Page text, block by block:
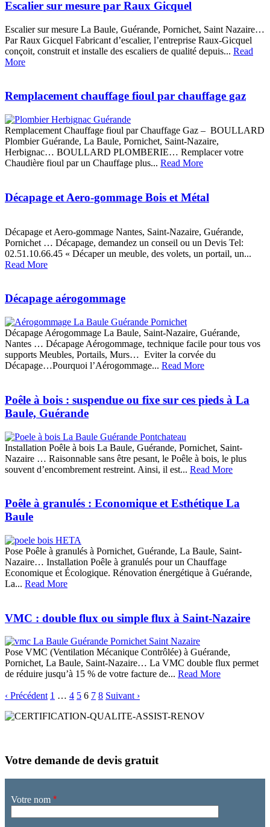
Escalier sur mesure par Raux Gicquel
Escalier sur mesure La Baule, Guérande, Pornichet, Saint Nazaire…
Par Raux Gicquel Fabricant d’escalier, l’entreprise Raux-Gicquel
conçoit, construit et installe des escaliers de qualité depuis... Read
More
Remplacement chauffage fioul par chauffage gaz
Remplacement Chauffage fioul par Chauffage Gaz – BOULLARD
Plombier Guérande, La Baule, Pornichet, Saint-Nazaire,
Herbignac… BOULLARD PLOMBERIE… Remplacer votre
Chaudière fioul par un Chauffage plus... Read More
Décapage et Aero-gommage Bois et Métal
Décapage et Aero-gommage Nantes, Saint-Nazaire, Guérande,
Pornichet … Décapage, demandez un conseil ou un Devis Tel:
02.51.10.66.45 « Décaper un meuble, des volets, un portail, un...
Read More
Décapage aérogommage
Décapage Aérogommage La Baule, Saint-Nazaire, Guérande,
Nantes … Décapage Aérogommage, technique facile pour tous vos
supports Meubles, Portails, Murs… Eviter la corvée du
Décapage…Pourquoi l’Aérogommage... Read More
Poêle à bois : suspendue ou fixe sur ces pieds à La
Baule, Guérande
Installation Poêle à bois La Baule, Guérande, Pornichet, Saint-
Nazaire … Raisonnable sans être pesant, le Poêle à bois, le plus
souvent d’encombrement restreint. Ainsi, il est... Read More
Poêle à granulés : Economique et Esthétique La
Baule
Pose Poêle à granulés à Pornichet, Guérande, La Baule, Saint-
Nazaire… Installation Poêle à granulés pour un Chauffage
Economique et Écologique. Rénovation énergétique à Guérande,
La... Read More
VMC : double flux ou simple flux à Saint-Nazaire
Pose VMC (Ventilation Mécanique Contrôlée) à Guérande,
Pornichet, La Baule, Saint-Nazaire… La VMC double flux permet
de réduire jusqu’à 15 % de votre facture de... Read More
‹ Précédent 1 … 4 5 6 7 8 Suivant ›
Votre demande de devis gratuit
Votre nom *